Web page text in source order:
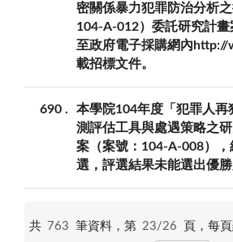
密關係暴力犯罪防治分析
104-A-012）委託研究計
至政府電子採購網內http://
載招標文件。
690
本學院104年度「犯罪人再
測評估工具與處遇策略之
案（案號：104-A-008）
選，評選結果未能選出優勝
共 763 筆資料，第 23/26 頁， 每